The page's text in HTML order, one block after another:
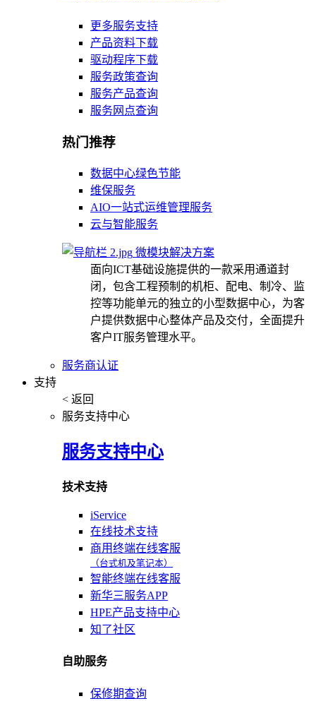
更多服务支持
产品资料下载
驱动程序下载
服务政策查询
服务产品查询
服务网点查询
热门推荐
数据中心绿色节能
维保服务
AIO一站式运维管理服务
云与智能服务
微模块解决方案
面向ICT基础设施提供的一款采用通道封
闭，包含工程预制的机柜、配电、制冷、监
控等功能单元的独立的小型数据中心，为客
户提供数据中心整体产品及交付，全面提升
客户IT服务管理水平。
服务商认证
支持
< 返回
服务支持中心
服务支持中心
技术支持
iService
在线技术支持
商用终端在线客服
（台式机及笔记本）
智能终端在线客服
新华三服务APP
HPE产品支持中心
知了社区
自助服务
保修期查询